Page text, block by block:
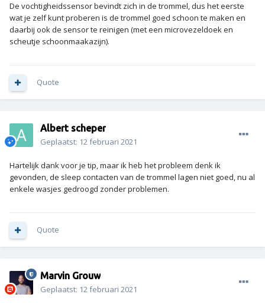
De vochtigheidssensor bevindt zich in de trommel, dus het eerste
wat je zelf kunt proberen is de trommel goed schoon te maken en
daarbij ook de sensor te reinigen (met een microvezeldoek en
scheutje schoonmaakazijn).
Quote
Albert scheper
Geplaatst: 12 februari 2021
Hartelijk dank voor je tip, maar ik heb het probleem denk ik
gevonden, de sleep contacten van de trommel lagen niet goed, nu al
enkele wasjes gedroogd zonder problemen.
Quote
Marvin Grouw
Geplaatst: 12 februari 2021